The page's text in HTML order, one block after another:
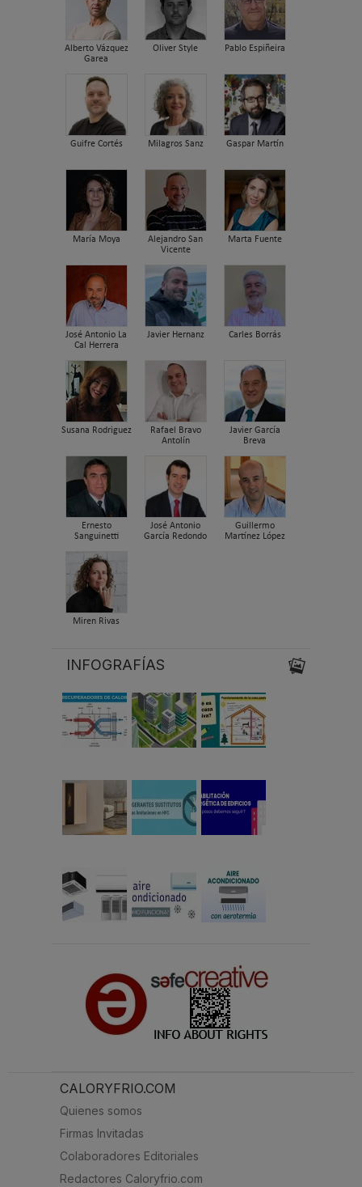
Alberto Vázquez
Garea
Oliver Style Pablo Espiñeira
Guifre Cortés Milagros Sanz Gaspar Martín
María Moya
Alejandro San
Vicente
Marta Fuente
José Antonio La
Cal Herrera
Javier Hernanz Carles Borrás
Susana Rodriguez
Rafael Bravo
Antolín
Javier García
Breva
Ernesto
Sanguinetti
José Antonio
García Redondo
Guillermo
Martínez López
Miren Rivas
INFOGRAFÍAS
CALORYFRIO.COM
Quienes somos
Firmas Invitadas
Colaboradores Editoriales
Redactores Caloryfrio.com